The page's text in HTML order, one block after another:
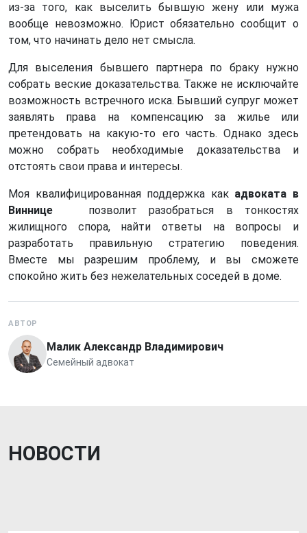
из-за того, как выселить бывшую жену или мужа
вообще невозможно. Юрист обязательно сообщит о
том, что начинать дело нет смысла.
Для выселения бывшего партнера по браку нужно
собрать веские доказательства. Также не исключайте
возможность встречного иска. Бывший супруг может
заявлять права на компенсацию за жилье или
претендовать на какую-то его часть. Однако здесь
можно собрать необходимые доказательства и
отстоять свои права и интересы.
Моя квалифицированная поддержка как адвоката в
Виннице позволит разобраться в тонкостях
жилищного спора, найти ответы на вопросы и
разработать правильную стратегию поведения.
Вместе мы разрешим проблему, и вы сможете
спокойно жить без нежелательных соседей в доме.
АВТОР
Малик Александр Владимирович
Семейный адвокат
НОВОСТИ